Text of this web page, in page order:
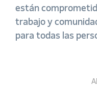
están
trabajo y
para todas las